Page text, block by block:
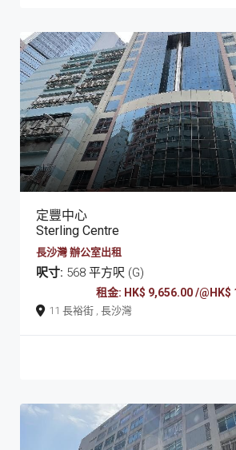
定豐中心
Sterling Centre
長沙灣 辦公室出租
呎寸: 568 平方呎 (G)
租金: HK$ 9,656.00 /@HK$
11 長裕街 , 長沙灣